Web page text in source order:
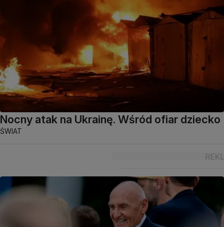
Nocny atak na Ukrainę. Wśród ofiar dziecko
ŚWIAT